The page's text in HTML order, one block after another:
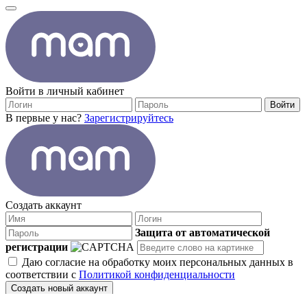
Войти в личный кабинет
Войти
В первые у нас? Зарегистрируйтесь
Создать аккаунт
Защита от автоматической
регистрации
Даю согласие на обработку моих персональных данных в
соответствии с Политикой конфиденциальности
Создать новый аккаунт